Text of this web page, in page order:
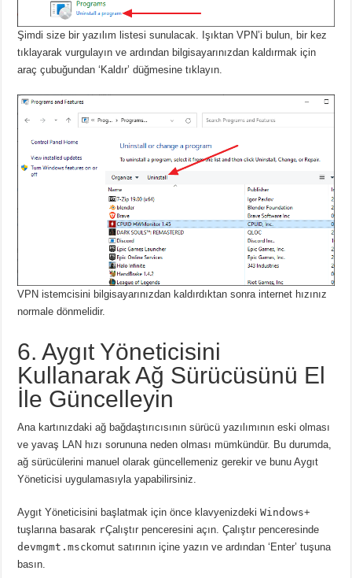
Şimdi size bir yazılım listesi sunulacak. Işıktan VPN’i bulun, bir kez
tıklayarak vurgulayın ve ardından bilgisayarınızdan kaldırmak için
araç çubuğundan ‘Kaldır’ düğmesine tıklayın.
VPN istemcisini bilgisayarınızdan kaldırdıktan sonra internet hızınız
normale dönmelidir.
6. Aygıt Yöneticisini
Kullanarak Ağ Sürücüsünü El
İle Güncelleyin
Ana kartınızdaki ağ bağdaştırıcısının sürücü yazılımının eski olması
ve yavaş LAN hızı sorununa neden olması mümkündür. Bu durumda,
ağ sürücülerini manuel olarak güncellemeniz gerekir ve bunu Aygıt
Yöneticisi uygulamasıyla yapabilirsiniz.
Aygıt Yöneticisini başlatmak için önce klavyenizdekiWindows+
tuşlarına basarak rÇalıştır penceresini açın.Çalıştır penceresinde
devmgmt.msc komut satırının içine yazın ve ardından ‘Enter’ tuşuna
basın.